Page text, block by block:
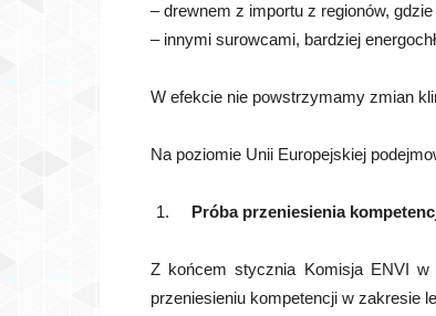
– drewnem z importu z regionów,
– innymi surowcami, bardziej
W efekcie nie powstrzymamy zmian
Na poziomie Unii Europejskiej
Próba przeniesienia
Z końcem stycznia Komisja ENVI w
przeniesieniu kompetencji w zakresie